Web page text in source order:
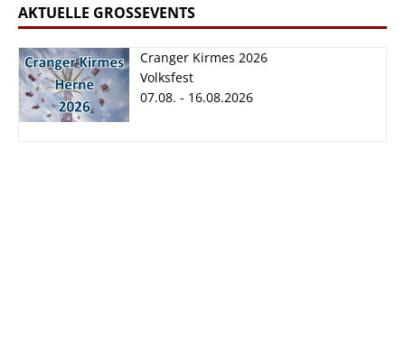
AKTUELLE GROSSEVENTS
Cranger Kirmes 2026
Volksfest
07.08. - 16.08.2026